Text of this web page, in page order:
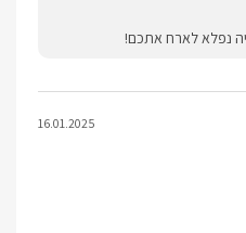
נפלא לארח אתכם!
16.01.2025